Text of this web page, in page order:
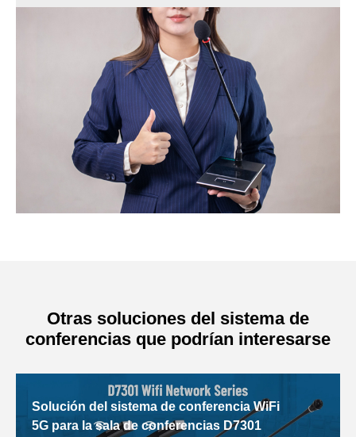
Otras soluciones del sistema de
conferencias que podrían interesarse
Solución del sistema de conferencia WiFi
5G para la sala de conferencias D7301